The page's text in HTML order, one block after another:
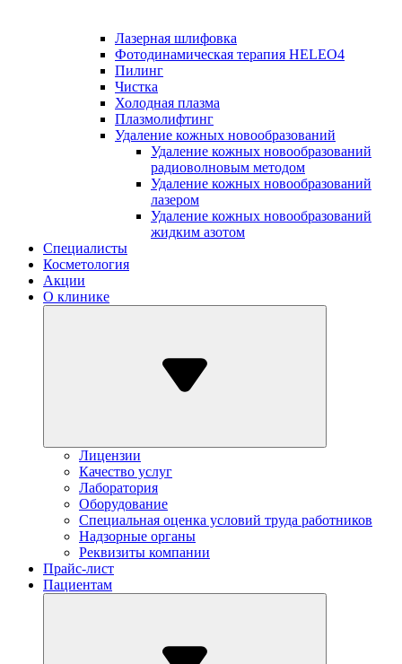
Лазерная шлифовка
Фотодинамическая терапия HELEO4
Пилинг
Чистка
Холодная плазма
Плазмолифтинг
Удаление кожных новообразований
Удаление кожных новообразований
радиоволновым методом
Удаление кожных новообразований
лазером
Удаление кожных новообразований
жидким азотом
Специалисты
Косметология
Акции
О клинике
Лицензии
Качество услуг
Лаборатория
Оборудование
Специальная оценка условий труда работников
Надзорные органы
Реквизиты компании
Прайс-лист
Пациентам